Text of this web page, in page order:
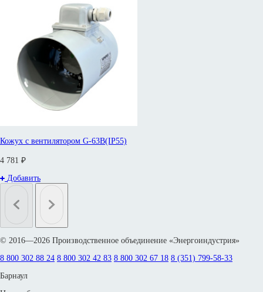
Кожух с вентилятором G-63B(IP55)
4 781 ₽
Добавить
© 2016—2026 Производственное объединение «Энергоиндустрия»
8 800 302 88 24 8 800 302 42 83 8 800 302 67 18 8 (351) 799-58-33
Барнаул